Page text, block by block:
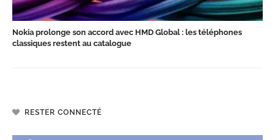
Nokia prolonge son accord avec HMD Global : les téléphones
classiques restent au catalogue
RESTER CONNECTÉ